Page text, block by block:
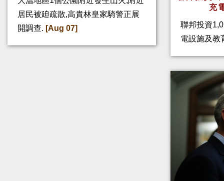
居民被廹疏散,高貴林皇家騎警正展
開調查. [Aug 07]
充
聯邦投資
電設施及教